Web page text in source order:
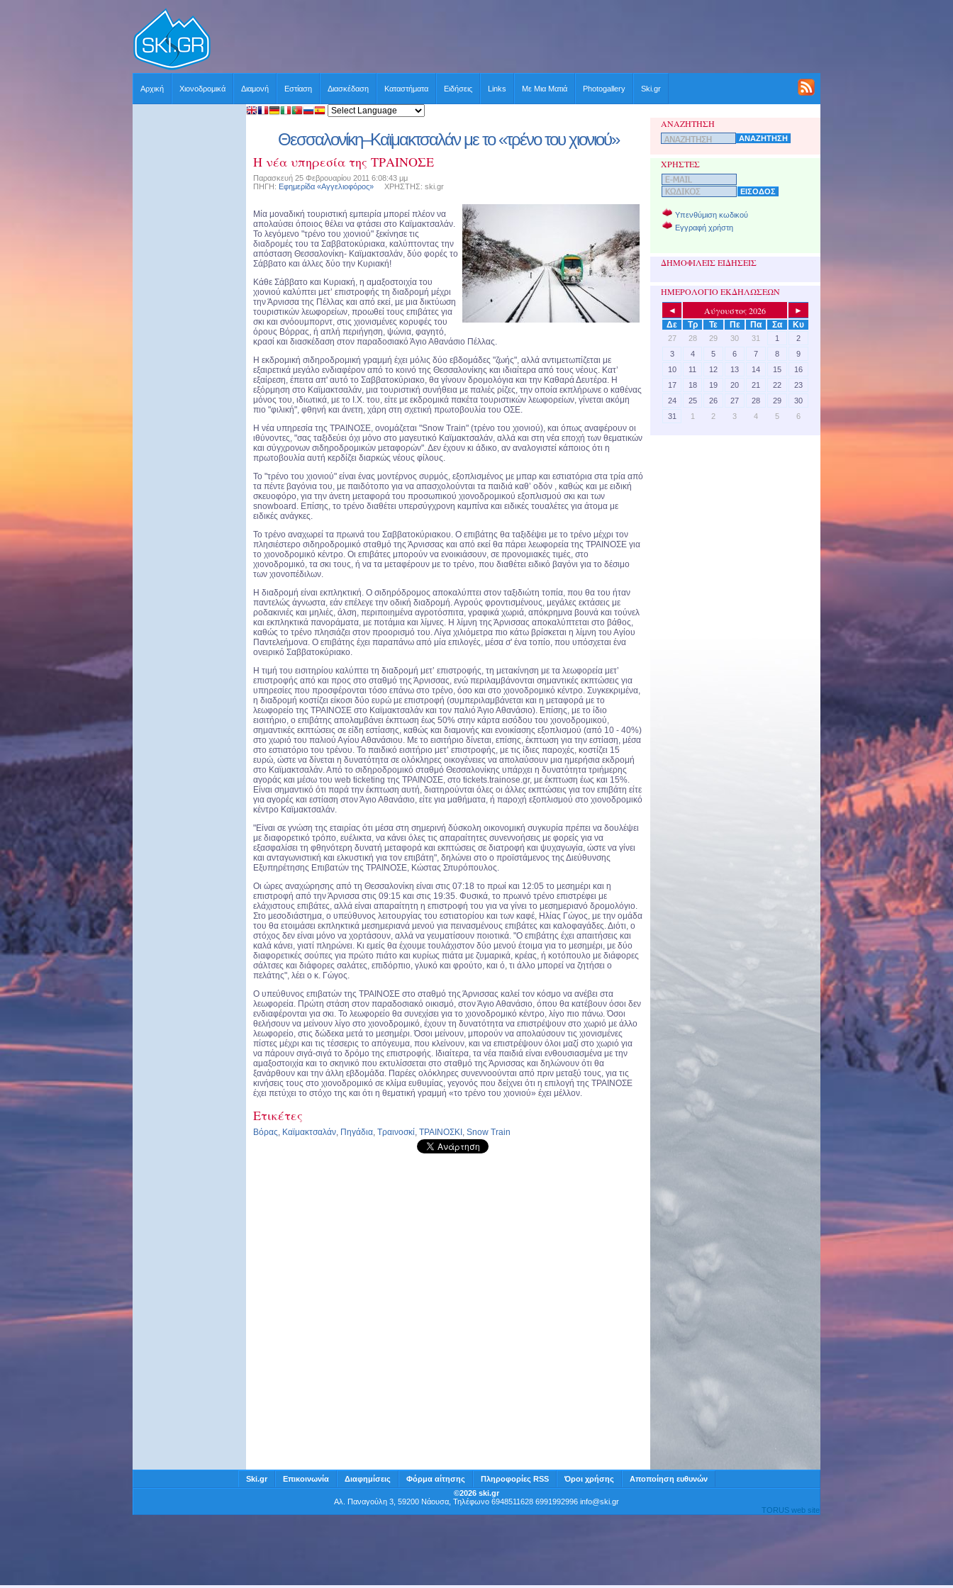
Αρχική Χιονοδρομικά Διαμονή Εστίαση Διασκέδαση Καταστήματα Ειδήσεις Links Με Μια Ματιά Photogallery Ski.gr
Θεσσαλονίκη–Καϊμακτσαλάν με το «τρένο του χιονιού»
Η νέα υπηρεσία της ΤΡΑΙΝΟΣΕ
Παρασκευή 25 Φεβρουαρίου 2011 6:08:43 μμ
ΠΗΓΗ: Εφημερίδα «Αγγελιοφόρος» ΧΡΗΣΤΗΣ: ski.gr
Μία μοναδική τουριστική εμπειρία μπορεί πλέον να
απολαύσει όποιος θέλει να φτάσει στο Καϊμακτσαλάν.
Το λεγόμενο "τρένο του χιονιού" ξεκίνησε τις
διαδρομές του τα Σαββατοκύριακα, καλύπτοντας την
απόσταση Θεσσαλονίκη- Καϊμακτσαλάν, δύο φορές το
Σάββατο και άλλες δύο την Κυριακή!
Κάθε Σάββατο και Κυριακή, η αμαξοστοιχία του
χιονιού καλύπτει μετ’ επιστροφής τη διαδρομή μέχρι
την Άρνισσα της Πέλλας και από εκεί, με μια δικτύωση
τουριστικών λεωφορείων, προωθεί τους επιβάτες για
σκι και σνόουμπορντ, στις χιονισμένες κορυφές του
όρους Βόρρας, ή απλή περιήγηση, ψώνια, φαγητό,
κρασί και διασκέδαση στον παραδοσιακό Άγιο Αθανάσιο Πέλλας.
Η εκδρομική σιδηροδρομική γραμμή έχει μόλις δύο εβδομάδες "ζωής", αλλά αντιμετωπίζεται με
εξαιρετικά μεγάλο ενδιαφέρον από το κοινό της Θεσσαλονίκης και ιδιαίτερα από τους νέους. Κατ’
εξαίρεση, έπειτα απ' αυτό το Σαββατοκύριακο, θα γίνουν δρομολόγια και την Καθαρά Δευτέρα. Η
εξόρμηση στο Καϊμακτσαλάν, μια τουριστική συνήθεια με παλιές ρίζες, την οποία εκπλήρωνε ο καθένας
μόνος του, ιδιωτικά, με το Ι.Χ. του, είτε με εκδρομικά πακέτα τουριστικών λεωφορείων, γίνεται ακόμη
πιο "φιλική", φθηνή και άνετη, χάρη στη σχετική πρωτοβουλία του ΟΣΕ.
Η νέα υπηρεσία της ΤΡΑΙΝΟΣΕ, ονομάζεται "Snow Train" (τρένο του χιονιού), και όπως αναφέρουν οι
ιθύνοντες, "σας ταξιδεύει όχι μόνο στο μαγευτικό Καϊμακτσαλάν, αλλά και στη νέα εποχή των θεματικών
και σύγχρονων σιδηροδρομικών μεταφορών". Δεν έχουν κι άδικο, αν αναλογιστεί κάποιος ότι η
πρωτοβουλία αυτή κερδίζει διαρκώς νέους φίλους.
Το "τρένο του χιονιού" είναι ένας μοντέρνος συρμός, εξοπλισμένος με μπαρ και εστιατόρια στα τρία από
τα πέντε βαγόνια του, με παιδότοπο για να απασχολούνται τα παιδιά καθ’ οδόν , καθώς και με ειδική
σκευοφόρο, για την άνετη μεταφορά του προσωπικού χιονοδρομικού εξοπλισμού σκι και των
snowboard. Επίσης, το τρένο διαθέτει υπερσύγχρονη καμπίνα και ειδικές τουαλέτες για άτομα με
ειδικές ανάγκες.
Το τρένο αναχωρεί τα πρωινά του Σαββατοκύριακου. Ο επιβάτης θα ταξιδέψει με το τρένο μέχρι τον
πλησιέστερο σιδηροδρομικό σταθμό της Άρνισσας και από εκεί θα πάρει λεωφορεία της ΤΡΑΙΝΟΣΕ για
το χιονοδρομικό κέντρο. Οι επιβάτες μπορούν να ενοικιάσουν, σε προνομιακές τιμές, στο
χιονοδρομικό, τα σκι τους, ή να τα μεταφέρουν με το τρένο, που διαθέτει ειδικό βαγόνι για το δέσιμο
των χιονοπέδιλων.
Η διαδρομή είναι εκπληκτική. Ο σιδηρόδρομος αποκαλύπτει στον ταξιδιώτη τοπία, που θα του ήταν
παντελώς άγνωστα, εάν επέλεγε την οδική διαδρομή. Αγρούς φροντισμένους, μεγάλες εκτάσεις με
ροδακινιές και μηλιές, άλση, περιποιημένα αγροτόσπιτα, γραφικά χωριά, απόκρημνα βουνά και τούνελ
και εκπληκτικά πανοράματα, με ποτάμια και λίμνες. Η λίμνη της Άρνισσας αποκαλύπτεται στο βάθος,
καθώς το τρένο πλησιάζει στον προορισμό του. Λίγα χιλιόμετρα πιο κάτω βρίσκεται η λίμνη του Αγίου
Παντελεήμονα. Ο επιβάτης έχει παραπάνω από μία επιλογές, μέσα σ' ένα τοπίο, που υπόσχεται ένα
ονειρικό Σαββατοκύριακο.
Η τιμή του εισιτηρίου καλύπτει τη διαδρομή μετ’ επιστροφής, τη μετακίνηση με τα λεωφορεία μετ’
επιστροφής από και προς στο σταθμό της Άρνισσας, ενώ περιλαμβάνονται σημαντικές εκπτώσεις για
υπηρεσίες που προσφέρονται τόσο επάνω στο τρένο, όσο και στο χιονοδρομικό κέντρο. Συγκεκριμένα,
η διαδρομή κοστίζει είκοσι δύο ευρώ με επιστροφή (συμπεριλαμβάνεται και η μεταφορά με το
λεωφορείο της ΤΡΑΙΝΟΣΕ στο Καϊμακτσαλάν και τον παλιό Άγιο Αθανάσιο). Επίσης, με το ίδιο
εισιτήριο, ο επιβάτης απολαμβάνει έκπτωση έως 50% στην κάρτα εισόδου του χιονοδρομικού,
σημαντικές εκπτώσεις σε είδη εστίασης, καθώς και διαμονής και ενοικίασης εξοπλισμού (από 10 - 40%)
στο χωριό του παλιού Αγίου Αθανάσιου. Με το εισιτήριο δίνεται, επίσης, έκπτωση για την εστίαση, μέσα
στο εστιατόριο του τρένου. Το παιδικό εισιτήριο μετ’ επιστροφής, με τις ίδιες παροχές, κοστίζει 15
ευρώ, ώστε να δίνεται η δυνατότητα σε ολόκληρες οικογένειες να απολαύσουν μια ημερήσια εκδρομή
στο Καϊμακτσαλάν. Από το σιδηροδρομικό σταθμό Θεσσαλονίκης υπάρχει η δυνατότητα τριήμερης
αγοράς και μέσω του web ticketing της ΤΡΑΙΝΟΣΕ, στο tickets.trainose.gr, με έκπτωση έως και 15%.
Είναι σημαντικό ότι παρά την έκπτωση αυτή, διατηρούνται όλες οι άλλες εκπτώσεις για τον επιβάτη είτε
για αγορές και εστίαση στον Άγιο Αθανάσιο, είτε για μαθήματα, ή παροχή εξοπλισμού στο χιονοδρομικό
κέντρο Καϊμακτσαλάν.
"Είναι σε γνώση της εταιρίας ότι μέσα στη σημερινή δύσκολη οικονομική συγκυρία πρέπει να δουλέψει
με διαφορετικό τρόπο, ευέλικτα, να κάνει όλες τις απαραίτητες συνεννοήσεις με φορείς για να
εξασφαλίσει τη φθηνότερη δυνατή μεταφορά και εκπτώσεις σε διατροφή και ψυχαγωγία, ώστε να γίνει
και ανταγωνιστική και ελκυστική για τον επιβάτη", δηλώνει στο ο προϊστάμενος της Διεύθυνσης
Εξυπηρέτησης Επιβατών της ΤΡΑΙΝΟΣΕ, Κώστας Σπυρόπουλος.
Οι ώρες αναχώρησης από τη Θεσσαλονίκη είναι στις 07:18 το πρωί και 12:05 το μεσημέρι και η
επιστροφή από την Άρνισσα στις 09:15 και στις 19:35. Φυσικά, το πρωινό τρένο επιστρέφει με
ελάχιστους επιβάτες, αλλά είναι απαραίτητη η επιστροφή του για να γίνει το μεσημεριανό δρομολόγιο.
Στο μεσοδιάστημα, ο υπεύθυνος λειτουργίας του εστιατορίου και των καφέ, Ηλίας Γώγος, με την ομάδα
του θα ετοιμάσει εκπληκτικά μεσημεριανά μενού για πεινασμένους επιβάτες και καλοφαγάδες. Διότι, ο
στόχος δεν είναι μόνο να χορτάσουν, αλλά να γευματίσουν ποιοτικά. "Ο επιβάτης έχει απαιτήσεις και
καλά κάνει, γιατί πληρώνει. Κι εμείς θα έχουμε τουλάχιστον δύο μενού έτοιμα για το μεσημέρι, με δύο
διαφορετικές σούπες για πρώτο πιάτο και κυρίως πιάτα με ζυμαρικά, κρέας, ή κοτόπουλο με διάφορες
σάλτσες και διάφορες σαλάτες, επιδόρπιο, γλυκό και φρούτο, και ό, τι άλλο μπορεί να ζητήσει ο
πελάτης", λέει ο κ. Γώγος.
Ο υπεύθυνος επιβατών της ΤΡΑΙΝΟΣΕ στο σταθμό της Άρνισσας καλεί τον κόσμο να ανέβει στα
λεωφορεία. Πρώτη στάση στον παραδοσιακό οικισμό, στον Άγιο Αθανάσιο, όπου θα κατέβουν όσοι δεν
ενδιαφέρονται για σκι. Το λεωφορείο θα συνεχίσει για το χιονοδρομικό κέντρο, λίγο πιο πάνω. Όσοι
θελήσουν να μείνουν λίγο στο χιονοδρομικό, έχουν τη δυνατότητα να επιστρέψουν στο χωριό με άλλο
λεωφορείο, στις δώδεκα μετά το μεσημέρι. Όσοι μείνουν, μπορούν να απολαύσουν τις χιονισμένες
πίστες μέχρι και τις τέσσερις το απόγευμα, που κλείνουν, και να επιστρέψουν όλοι μαζί στο χωριό για
να πάρουν σιγά-σιγά το δρόμο της επιστροφής. Ιδιαίτερα, τα νέα παιδιά είναι ενθουσιασμένα με την
αμαξοστοιχία και το σκηνικό που εκτυλίσσεται στο σταθμό της Άρνισσας και δηλώνουν ότι θα
ξανάρθουν και την άλλη εβδομάδα. Παρέες ολόκληρες συνεννοούνται από πριν μεταξύ τους, για τις
κινήσεις τους στο χιονοδρομικό σε κλίμα ευθυμίας, γεγονός που δείχνει ότι η επιλογή της ΤΡΑΙΝΟΣΕ
έχει πετύχει το στόχο της και ότι η θεματική γραμμή «το τρένο του χιονιού» έχει μέλλον.
Ετικέτες
Βόρας, Καϊμακτσαλάν, Πηγάδια, Τραινοσκί, ΤΡΑΙΝΟΣΚΙ , Snow Train
ΑΝΑΖΗΤΗΣΗ
ΧΡΗΣΤΕΣ
Υπενθύμιση κωδικού
Εγγραφή χρήστη
ΔΗΜΟΦΙΛΕΙΣ ΕΙΔΗΣΕΙΣ
ΗΜΕΡΟΛΟΓΙΟ ΕΚΔΗΛΩΣΕΩΝ
◄ Αύγουστος 2026
►
Δε
Τρ Τε Πε Πα Σα Κυ
27 28 29 30 31 1
2
3
4 5 6 7 8
9
10
11 12 13 14 15
16
17
18 19 20 21 22
23
24
25 26 27 28 29
30
31
1 2 3 4 5 6
Ski.gr Επικοινωνία Διαφημίσεις Φόρμα αίτησης Πληροφορίες RSS Όροι χρήσης
Αποποίηση ευθυνών
©2026 ski.gr
Αλ. Παναγούλη 3, 59200 Νάουσα, Τηλέφωνο 6948511628 6991992996 info@ski.gr
TORUS web site